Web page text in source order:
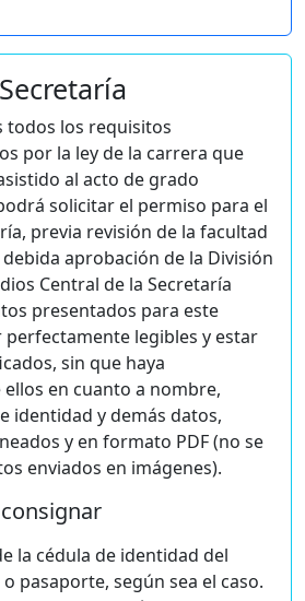
todos los requisitos
por la ley de la carrera que
al acto de grado
solicitar el permiso para el
previa revisión de la facultad
aprobación de la División
Central de la Secretaría
presentados para este
perfectamente legibles y estar
sin que haya
en cuanto a nombre,
identidad y demás datos,
y en formato PDF (no se
enviados en imágenes).
la cédula de identidad del
pasaporte, según sea el caso.